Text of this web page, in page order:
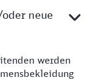
neue
werden